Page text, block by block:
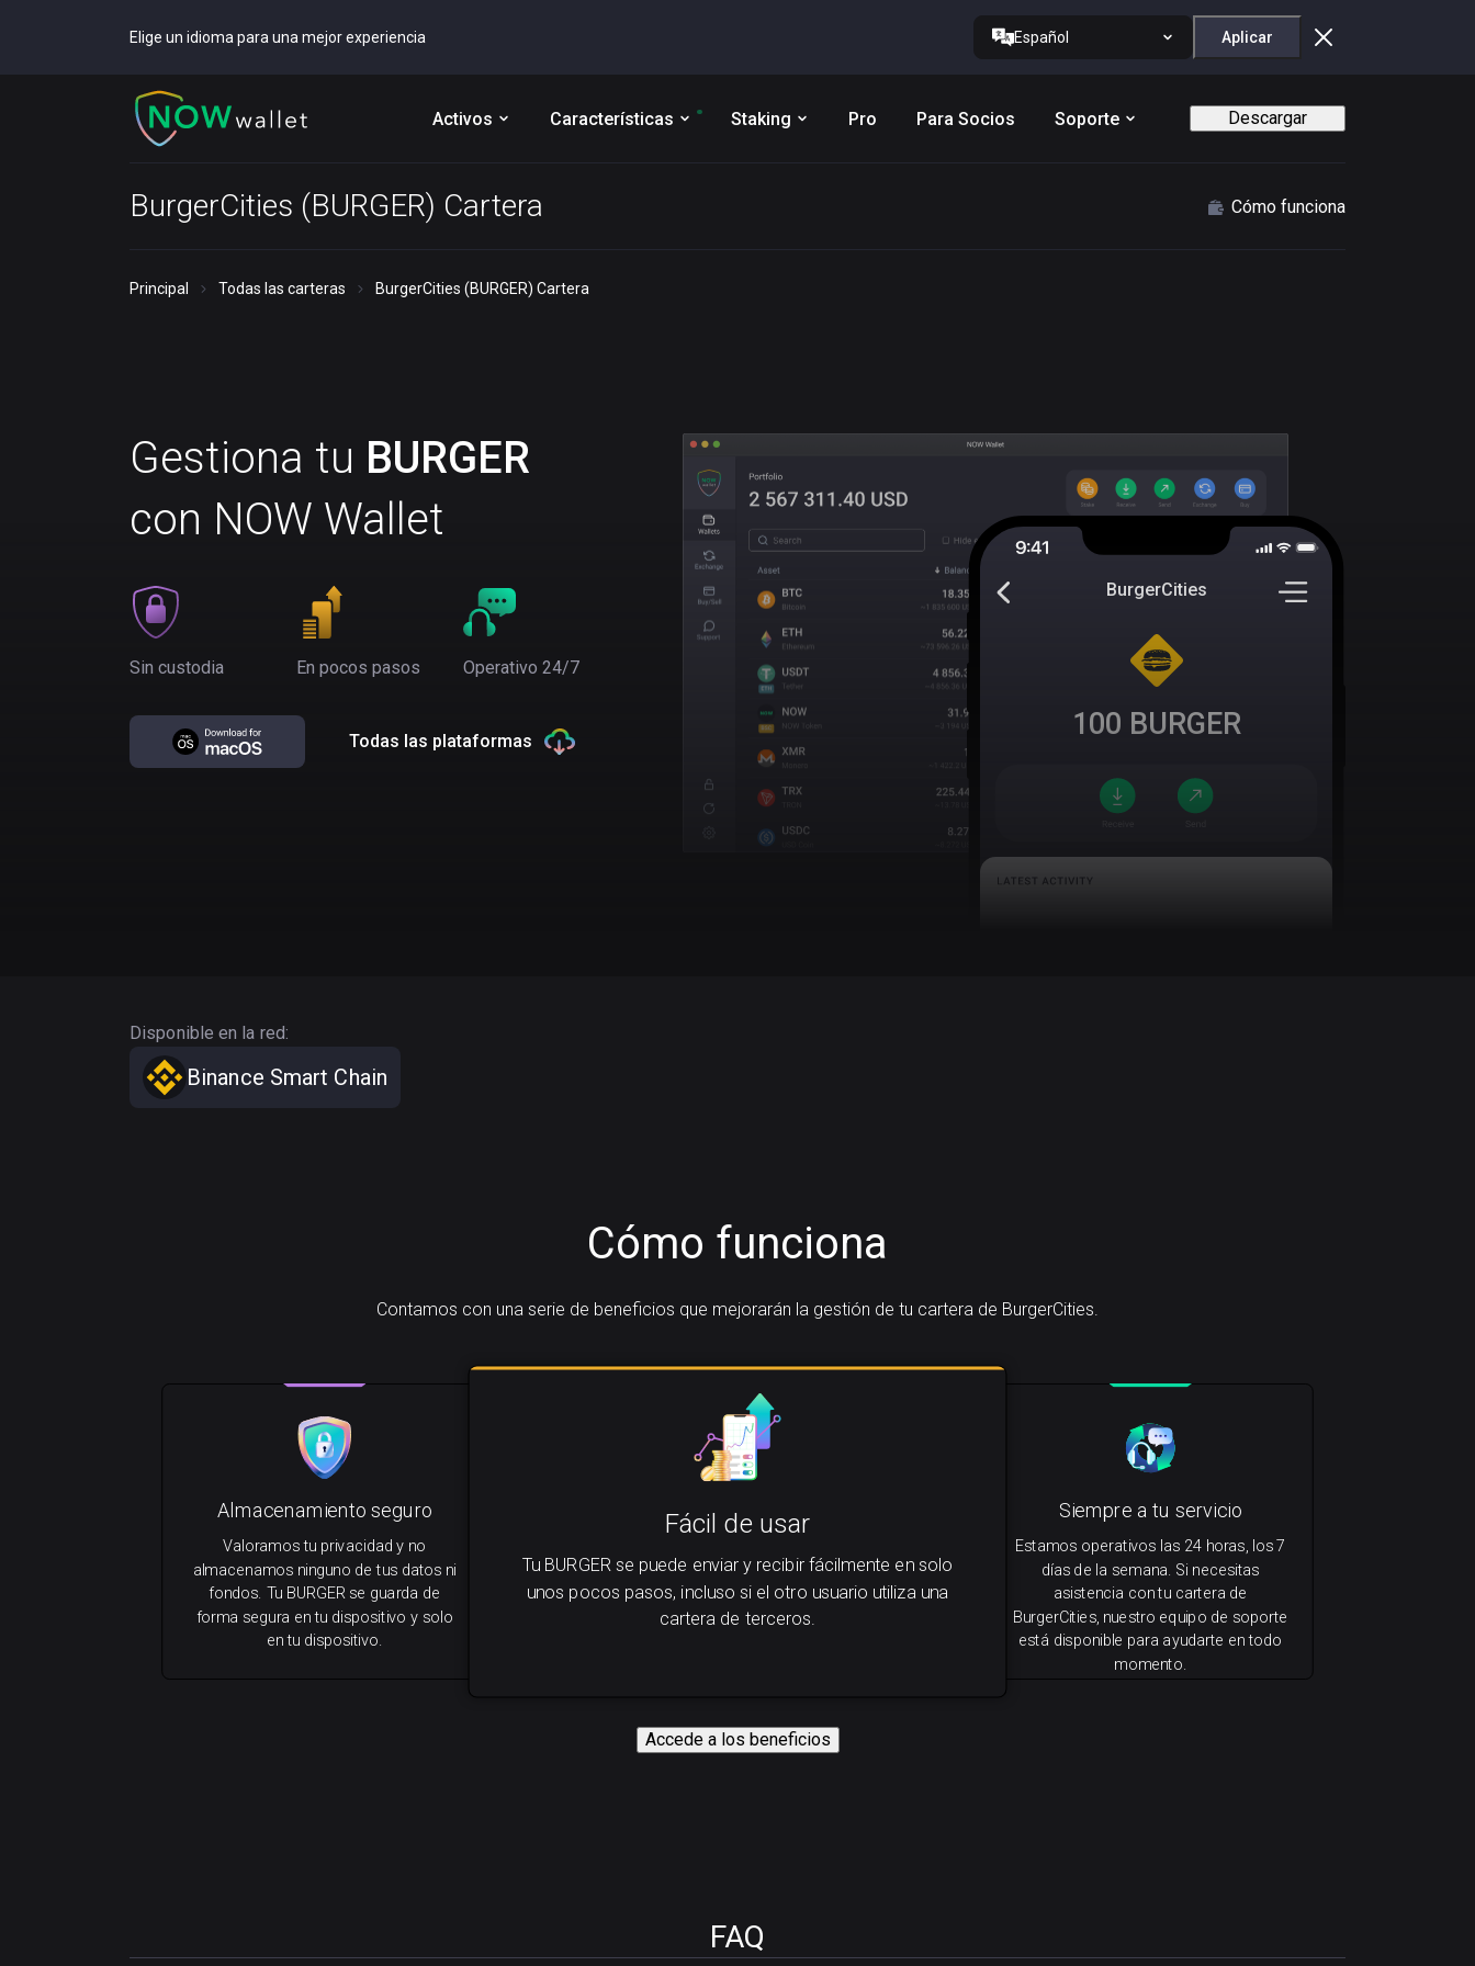
Elige un idioma para una mejor experiencia Español Aplicar
Activos Características Staking Pro Para Socios Soporte Descargar
BurgerCities (BURGER) Cartera Cómo funciona
Principal Todas las carteras BurgerCities (BURGER) Cartera
Gestiona tu BURGER
con NOW Wallet
Sin custodia En pocos pasos Operativo 24/7
Todas las plataformas
BurgerCities
100 BURGER
Disponible en la red:
Binance Smart Chain
Cómo funciona
Contamos con una serie de beneficios que mejorarán la gestión de tu cartera de BurgerCities.
Fácil de usar
Tu BURGER se puede enviar y recibir fácilmente en solo
unos pocos pasos, incluso si el otro usuario utiliza una
cartera de terceros.
Siempre a tu servicio
Estamos operativos las 24 horas, los 7
días de la semana. Si necesitas
asistencia con tu cartera de
BurgerCities, nuestro equipo de soporte
está disponible para ayudarte en todo
momento.
Almacenamiento seguro
Valoramos tu privacidad y no
almacenamos ninguno de tus datos ni
fondos. Tu BURGER se guarda de
forma segura en tu dispositivo y solo
en tu dispositivo.
Accede a los beneficios
FAQ